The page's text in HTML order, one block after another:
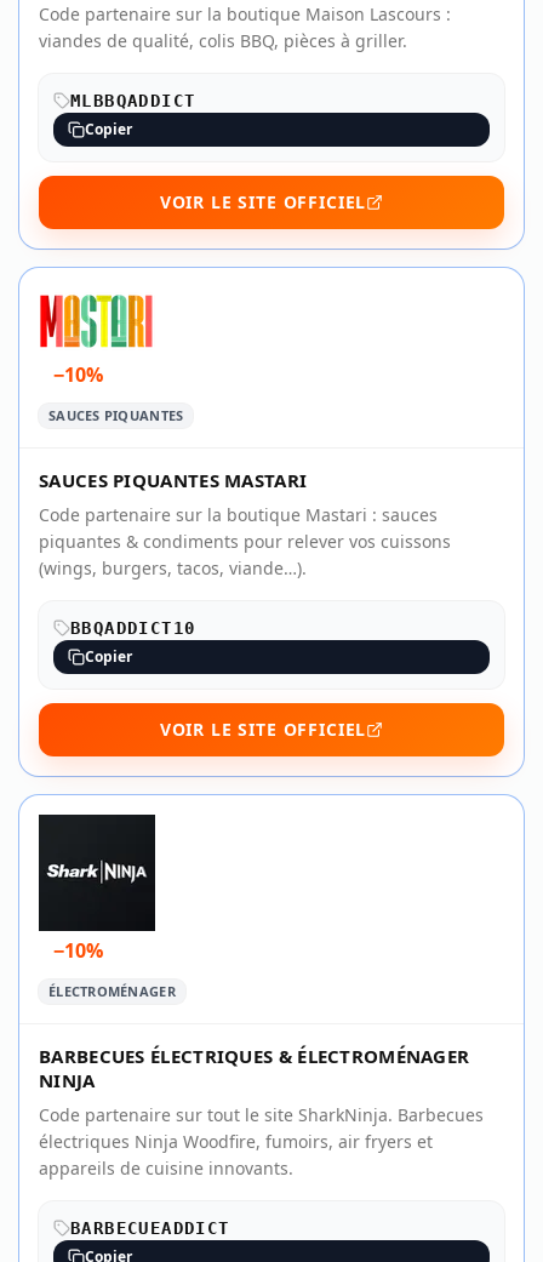
Code partenaire sur la boutique Maison Lascours :
viandes de qualité, colis BBQ, pièces à griller.
MLBBQADDICT
Copier
VOIR LE SITE OFFICIEL
−10%
SAUCES PIQUANTES
SAUCES PIQUANTES MASTARI
Code partenaire sur la boutique Mastari : sauces
piquantes & condiments pour relever vos cuissons
(wings, burgers, tacos, viande…).
BBQADDICT10
Copier
VOIR LE SITE OFFICIEL
−10%
ÉLECTROMÉNAGER
BARBECUES ÉLECTRIQUES & ÉLECTROMÉNAGER
NINJA
Code partenaire sur tout le site SharkNinja. Barbecues
électriques Ninja Woodfire, fumoirs, air fryers et
appareils de cuisine innovants.
BARBECUEADDICT
Copier